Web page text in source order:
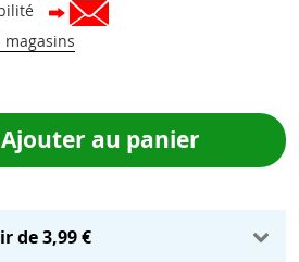
Ajouter au panier
de 3,99 €